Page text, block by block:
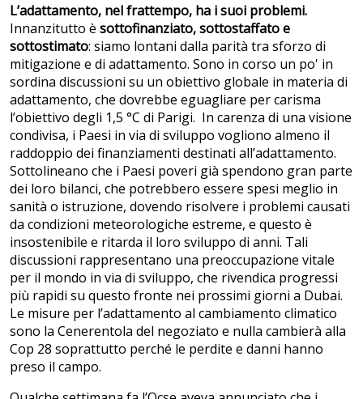
L’adattamento, nel frattempo, ha i suoi problemi.
Innanzitutto è sottofinanziato, sottostaffato e
sottostimato: siamo lontani dalla parità tra sforzo di
mitigazione e di adattamento. Sono in corso un po' in
sordina discussioni su un obiettivo globale in materia di
adattamento, che dovrebbe eguagliare per carisma
l’obiettivo degli 1,5 °C di Parigi. In carenza di una visione
condivisa, i Paesi in via di sviluppo vogliono almeno il
raddoppio dei finanziamenti destinati all’adattamento.
Sottolineano che i Paesi poveri già spendono gran parte
dei loro bilanci, che potrebbero essere spesi meglio in
sanità o istruzione, dovendo risolvere i problemi causati
da condizioni meteorologiche estreme, e questo è
insostenibile e ritarda il loro sviluppo di anni. Tali
discussioni rappresentano una preoccupazione vitale
per il mondo in via di sviluppo, che rivendica progressi
più rapidi su questo fronte nei prossimi giorni a Dubai.
Le misure per l’adattamento al cambiamento climatico
sono la Cenerentola del negoziato e nulla cambierà alla
Cop 28 soprattutto perché le perdite e danni hanno
preso il campo.